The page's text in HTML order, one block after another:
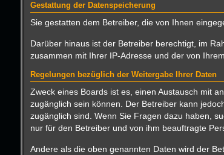
Gestattung der Datenspeicherung
Sie gestatten dem Betreiber, die von Ihnen
Darüber hinaus ist der Betreiber berechtigt, im
zusammen mit Ihrer IP-Adresse und der von
Regelungen bezüglich der Weitergabe Ihrer Daten
Zweck eines Boards ist es, einen Austausch mit
zugänglich sein können. Der Betreiber kann
zugänglich sind. Wenn Sie Fragen dazu haben,
nur für den Betreiber und von ihm beauftragte
Andere als die oben genannten Daten wird der